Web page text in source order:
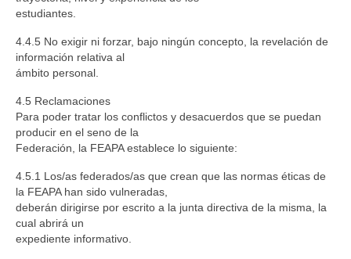
estudiantes.
4.4.5 No exigir ni forzar, bajo ningún concepto, la revelación de
información relativa al
ámbito personal.
4.5 Reclamaciones
Para poder tratar los conflictos y desacuerdos que se puedan
producir en el seno de la
Federación, la FEAPA establece lo siguiente:
4.5.1 Los/as federados/as que crean que las normas éticas de
la FEAPA han sido vulneradas,
deberán dirigirse por escrito a la junta directiva de la misma, la
cual abrirá un
expediente informativo.